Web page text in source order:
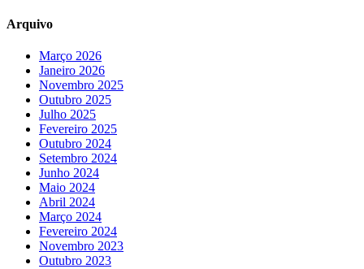
Arquivo
Março 2026
Janeiro 2026
Novembro 2025
Outubro 2025
Julho 2025
Fevereiro 2025
Outubro 2024
Setembro 2024
Junho 2024
Maio 2024
Abril 2024
Março 2024
Fevereiro 2024
Novembro 2023
Outubro 2023